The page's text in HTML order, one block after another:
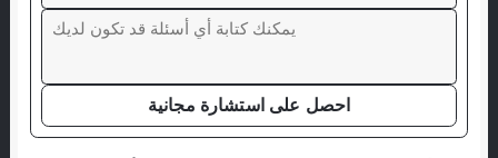
احصل على استشارة مجانية